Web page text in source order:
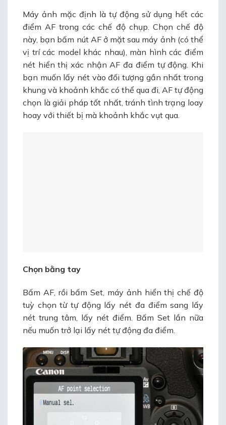
Máy ảnh mặc định là tự động sử dụng hết các
điểm AF trong các chế độ chụp. Chọn chế độ
này, bạn bấm nút AF ở mặt sau máy ảnh (có thể
vị trí các model khác nhau), màn hình các điểm
nét hiển thị xác nhận AF đa điểm tự động. Khi
bạn muốn lấy nét vào đối tượng gần nhất trong
khung và khoảnh khắc có thể qua đi, AF tự động
chọn là giải pháp tốt nhất, tránh tình trạng loay
hoay với thiết bị mà khoảnh khắc vụt qua.
Chọn bằng tay
Bấm AF, rồi bấm Set, máy ảnh hiển thị chế độ
tuỳ chọn từ tự động lấy nét đa điểm sang lấy
nét trung tâm, lấy nét điểm. Bấm Set lần nữa
nếu muốn trở lại lấy nét tự động đa điểm.